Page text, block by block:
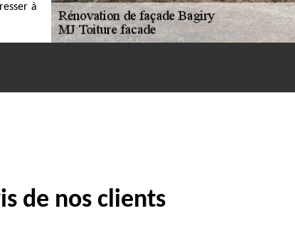
à
de nos clients